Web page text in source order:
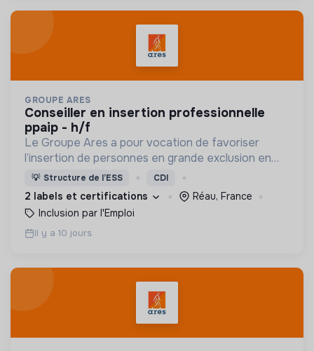
GROUPE ARES
conseiller en insertion professionnelle
ppaip - h/f
Le Groupe Ares a pour vocation de favoriser
l’insertion de personnes en grande exclusion en
leur offrant un travail et un accompagnement
social adaptés.
💡 Structure de l’ESS CDI
2 labels et certifications
Réau, France
Inclusion par l'Emploi
Il y a 10 jours